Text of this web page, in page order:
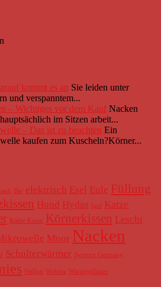
kommt es an Sie leiden unter
und verspanntem...
– Wichtiges vor dem Kauf Nacken
im Sitzen arbeit...
– Das ist zu beachten Ein
kaufen zum Kuscheln?Körner...
Bär elektrisch Esel Eule Füllung
Hund Hydas Igel Katze
Käthe Kruse Körnerkissen Leschi
Moor Nacken
Schulterwärmer Syntrox Germany
Wellgo Wobera Wärmepflaster